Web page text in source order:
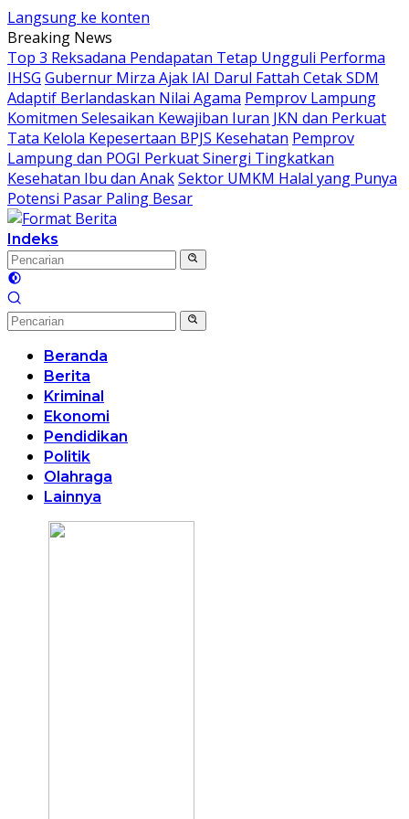
Langsung ke konten
Breaking News
Top 3 Reksadana Pendapatan Tetap Ungguli Performa
IHSG Gubernur Mirza Ajak IAI Darul Fattah Cetak SDM
Adaptif Berlandaskan Nilai Agama Pemprov Lampung
Komitmen Selesaikan Kewajiban Iuran JKN dan Perkuat
Tata Kelola Kepesertaan BPJS Kesehatan Pemprov
Lampung dan POGI Perkuat Sinergi Tingkatkan
Kesehatan Ibu dan AnakSektor UMKM Halal yang Punya
Potensi Pasar Paling Besar
Indeks
Beranda
Berita
Kriminal
Ekonomi
Pendidikan
Politik
Olahraga
Lainnya